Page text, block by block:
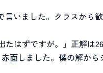
言いました。クラスか
はずですが。」正解は
面しました。僕の解か